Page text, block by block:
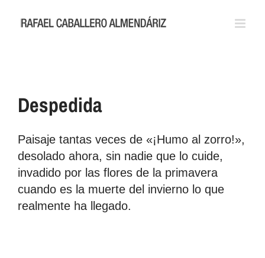
Despedida
Paisaje tantas veces de «¡Humo al zorro!»,
desolado ahora, sin nadie que lo cuide,
invadido por las flores de la primavera
cuando es la muerte del invierno lo que
realmente ha llegado.